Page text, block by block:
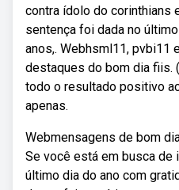
contra ídolo do corinthians
sentença foi dada no
anos,. Webhsml11, pvbi11
destaques do bom dia fiis.
todo o resultado positivo
apenas.
Webmensagens de bom
Se você está em busca de
último dia do ano com